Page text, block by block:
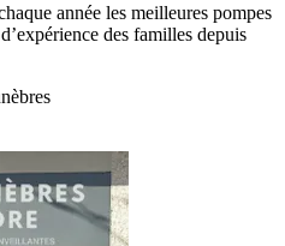
année les meilleures pompes
des familles depuis